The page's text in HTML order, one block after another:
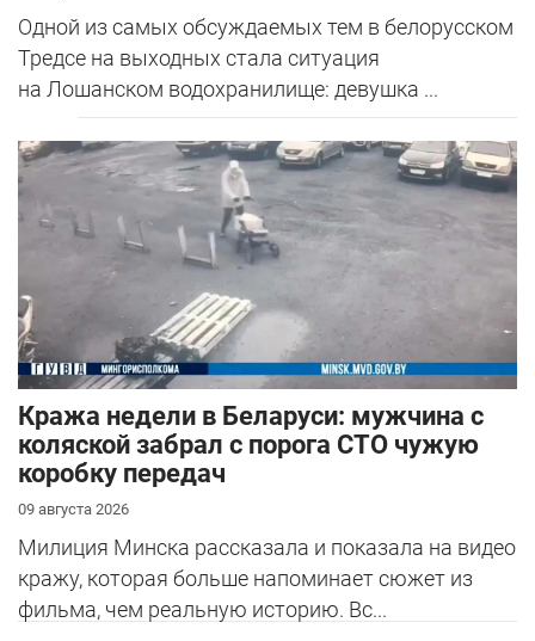
Одной из самых обсуждаемых тем в белорусском
Тредсе на выходных стала ситуация
на Лошанском водохранилище: девушка ...
Кража недели в Беларуси: мужчина с
коляской забрал с порога СТО чужую
коробку передач
09 августа 2026
Милиция Минска рассказала и показала на видео
кражу, которая больше напоминает сюжет из
фильма, чем реальную историю. Вс...